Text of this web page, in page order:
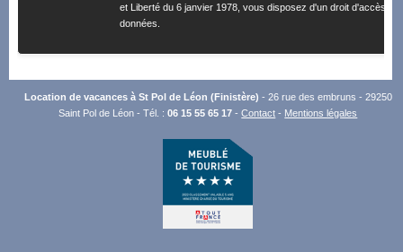
et Liberté du 6 janvier 1978, vous disposez d'un droit d'accès et
données.
Location de vacances à St Pol de Léon (Finistère) - 26 rue des embruns - 29250
Saint Pol de Léon - Tél. :06 15 55 65 17 -Contact - Mentions légales